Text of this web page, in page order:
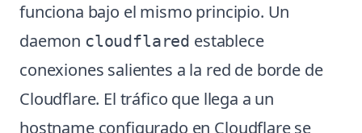
funciona bajo el mismo principio. Un
daemon cloudflared establece
conexiones salientes a la red de borde de
Cloudflare. El tráfico que llega a un
hostname configurado en Cloudflare se